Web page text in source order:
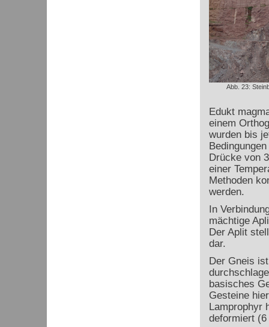
Abb. 23:
Edukt
einem
wurden bis
Drücke von
einer
Methoden
werden.
In
mächtige
Der Aplit
dar.
Der Gneis
basisches
Gesteine
Lamprophyr
deformiert